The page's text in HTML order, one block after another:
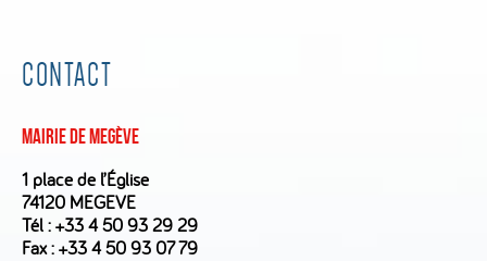
CONTACT
Mairie de Megève
1 place de l’Église
74120 MEGEVE
Tél :+33 4 50 93 29 29
Fax : +33 4 50 93 07 79